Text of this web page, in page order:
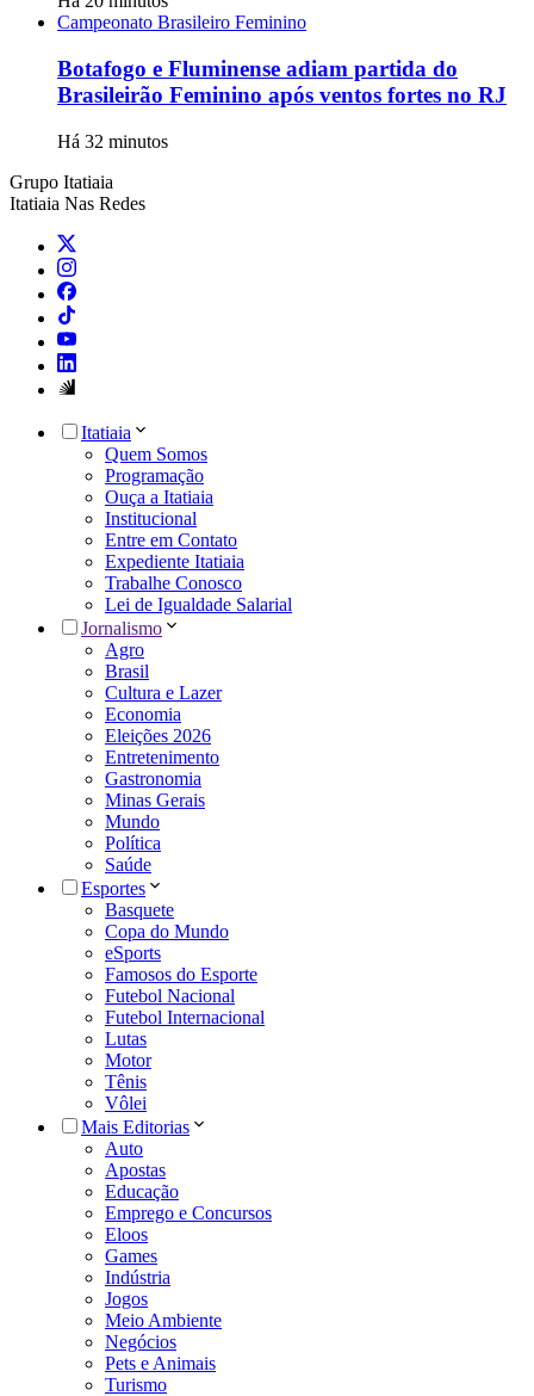
Campeonato Brasileiro Feminino
Botafogo e Fluminense adiam partida do
Brasileirão Feminino após ventos fortes no RJ
Há 32 minutos
Grupo Itatiaia
Itatiaia Nas Redes
Itatiaia
Quem Somos
Programação
Ouça a Itatiaia
Institucional
Entre em Contato
Expediente Itatiaia
Trabalhe Conosco
Lei de Igualdade Salarial
Jornalismo
Agro
Brasil
Cultura e Lazer
Economia
Eleições 2026
Entretenimento
Gastronomia
Minas Gerais
Mundo
Política
Saúde
Esportes
Basquete
Copa do Mundo
eSports
Famosos do Esporte
Futebol Nacional
Futebol Internacional
Lutas
Motor
Tênis
Vôlei
Mais Editorias
Auto
Apostas
Educação
Emprego e Concursos
Eloos
Games
Indústria
Jogos
Meio Ambiente
Negócios
Pets e Animais
Turismo